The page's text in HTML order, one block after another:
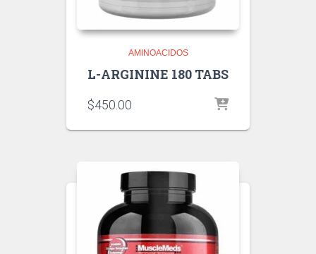
AMINOACIDOS
L-ARGININE 180 TABS
$450.00